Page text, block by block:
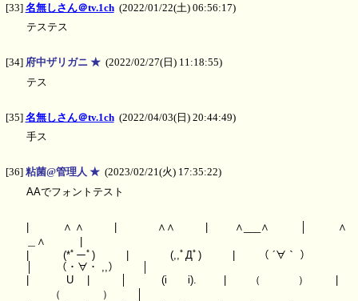
[33] 名無しさん＠tv.1ch (2022/01/22(土) 06:56:17)
テステス
[34] 府中ザリガニ ★ (2022/02/27(日) 11:18:55)
テス
[35] 名無しさん＠tv.1ch (2022/04/03(日) 20:44:49)
手ス
[36] 粘菌@管理人 ★ (2023/02/21(火) 17:35:22)
AAでフォントテスト
| ∧ ∧ | ∧∧ | ∧___∧ │ ∧
＿∧ |
| (*ﾟーﾟ) | (,,ﾟДﾟ) | （ ´∀｀ ）
│ （・∀・ ,,） │
| U | │ (i i). | （ ） |
（ ） │